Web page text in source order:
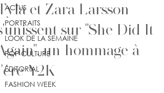
ACTUS
PORTRAITS
LOOK DE LA SEMAINE
POP CULTURE
ÉDITORIAL
FASHION WEEK
et Zara Larsson
sur "She Did It
un hommage à
Y2K